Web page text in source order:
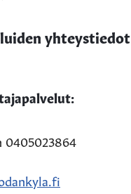
yhteystiedot
0405023864